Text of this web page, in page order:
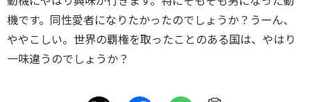
機です。同性愛者になりたかったのでしょうか？うーん、
ややこしい。世界の覇権を取ったことのある国は、やはり
一味違うのでしょうか？